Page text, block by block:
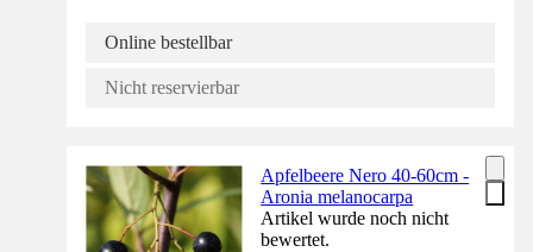
Online bestellbar
Nicht reservierbar
Apfelbeere Nero 40-60cm -
Aronia melanocarpa
Artikel wurde noch nicht
bewertet.